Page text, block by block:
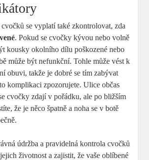
se vyplatí také zkontrolovat, zda
. Pokud se cvočky kývou nebo volně
kousky okolního dílu poškozené nebo
může být nefunkční. Tohle může vést k
obuvi, takže je dobré se tím zabývat
komplikaci zpozorujete. Ulice občas
cvočky zdají v pořádku, ale po bližším
že je něco špatně a noha se v botě
údržba a pravidelná kontrola cvočků
životnost a zajistit, že vaše oblíbené